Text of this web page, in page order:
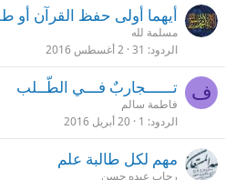
أيهما أولى حفظ القرآن أو
مسلمة لله
الردود 31 2 أغسطس 2016
ف تــــــجاربٌ فـــي الطّــلب
فاطمة سالم
الردود 1 20 أبريل 2016
مهم لكل طالبة علم
رحاب عبده حسن